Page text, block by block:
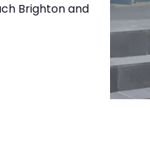
Brighton and